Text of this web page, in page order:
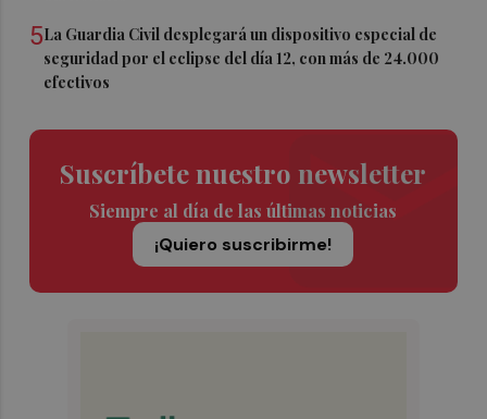
5La Guardia Civil desplegará un dispositivo especial de
seguridad por el eclipse del día 12, con más de 24.000
efectivos
Suscríbete nuestro newsletter
Siempre al día de las últimas noticias
¡Quiero suscribirme!